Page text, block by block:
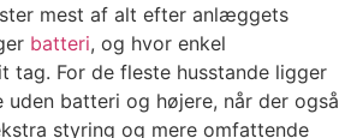
mest af alt efter anlæggets
batteri, og hvor enkel
tag. For de fleste husstande ligger
uden batteri og højere, når der også
styring og mere omfattende